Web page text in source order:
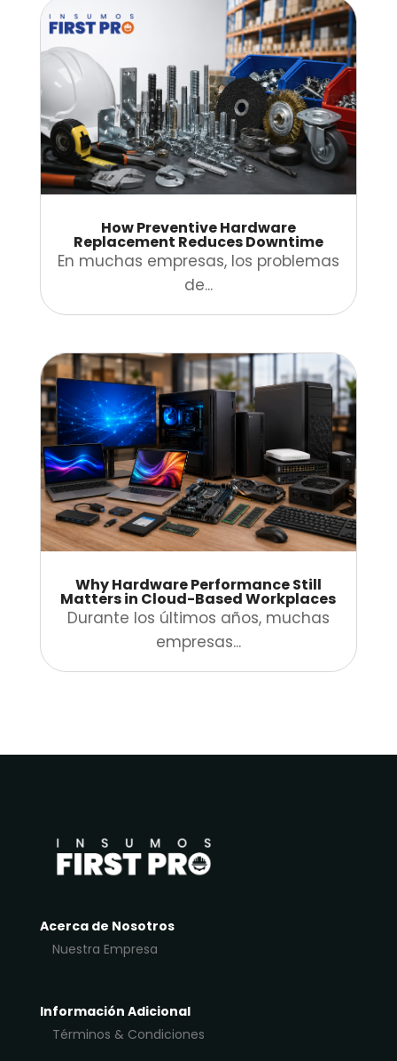
How Preventive Hardware
Replacement Reduces Downtime
En muchas empresas, los problemas
de...
Why Hardware Performance Still
Matters in Cloud-Based Workplaces
Durante los últimos años, muchas
empresas...
Acerca de Nosotros
Nuestra Empresa
Información Adicional
Términos & Condiciones